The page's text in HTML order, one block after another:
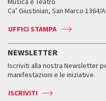
Come raggiungerci
Press
Orari e sedi
Accrediti
Come raggiungerci
Biglietti
Accrediti
Come raggiungerci
Contatti
Press
Come raggiungerci
Press
Leone d’argento
Edizioni passate
Orari e sedi
Biglietti
Servizi al pubblico
Come raggiungerci
Biennale College ASAC
ASAC DATI
Storia
Orari e sedi
Ca’ Giustinian, San Marco 1364/
UFFICI STAMPA
NEWSLETTER
Iscriviti alla nostra Newsletter
manifestazioni e le iniziative.
ISCRIVITI